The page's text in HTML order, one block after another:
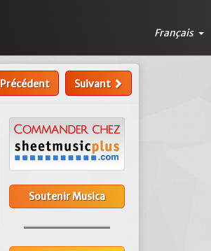
Français
Précédent Suivant
Soutenir Musica